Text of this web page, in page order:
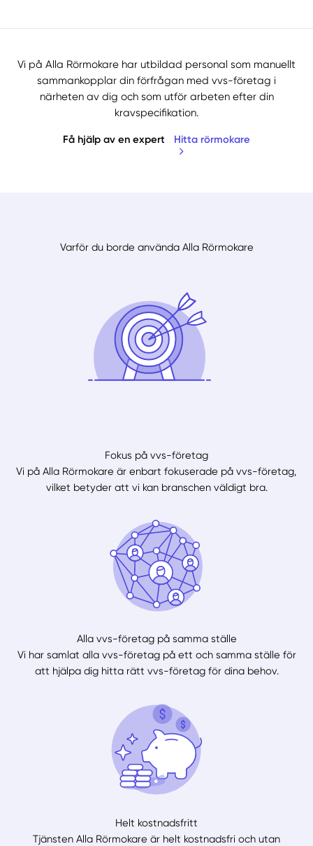
Välj tillvägagångssätt
Vi på Alla Rörmokare har utbildad personal som manuellt
sammankopplar din förfrågan med vvs-företag i
närheten av dig och som utför arbeten efter din
kravspecifikation.
Få hjälp av en expert Hitta rörmokare
Varför du borde använda Alla Rörmokare
Fokus på vvs-företag
Vi på Alla Rörmokare är enbart fokuserade på vvs-företag,
vilket betyder att vi kan branschen väldigt bra.
Alla vvs-företag på samma ställe
Vi har samlat alla vvs-företag på ett och samma ställe för
att hjälpa dig hitta rätt vvs-företag för dina behov.
Helt kostnadsfritt
Tjänsten Alla Rörmokare är helt kostnadsfri och utan